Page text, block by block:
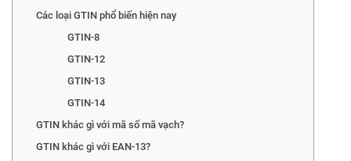
Các loại GTIN phổ biến hiện nay
GTIN-8
GTIN-12
GTIN-13
GTIN-14
GTIN khác gì với mã số mã vạch?
GTIN khác gì với EAN-13?